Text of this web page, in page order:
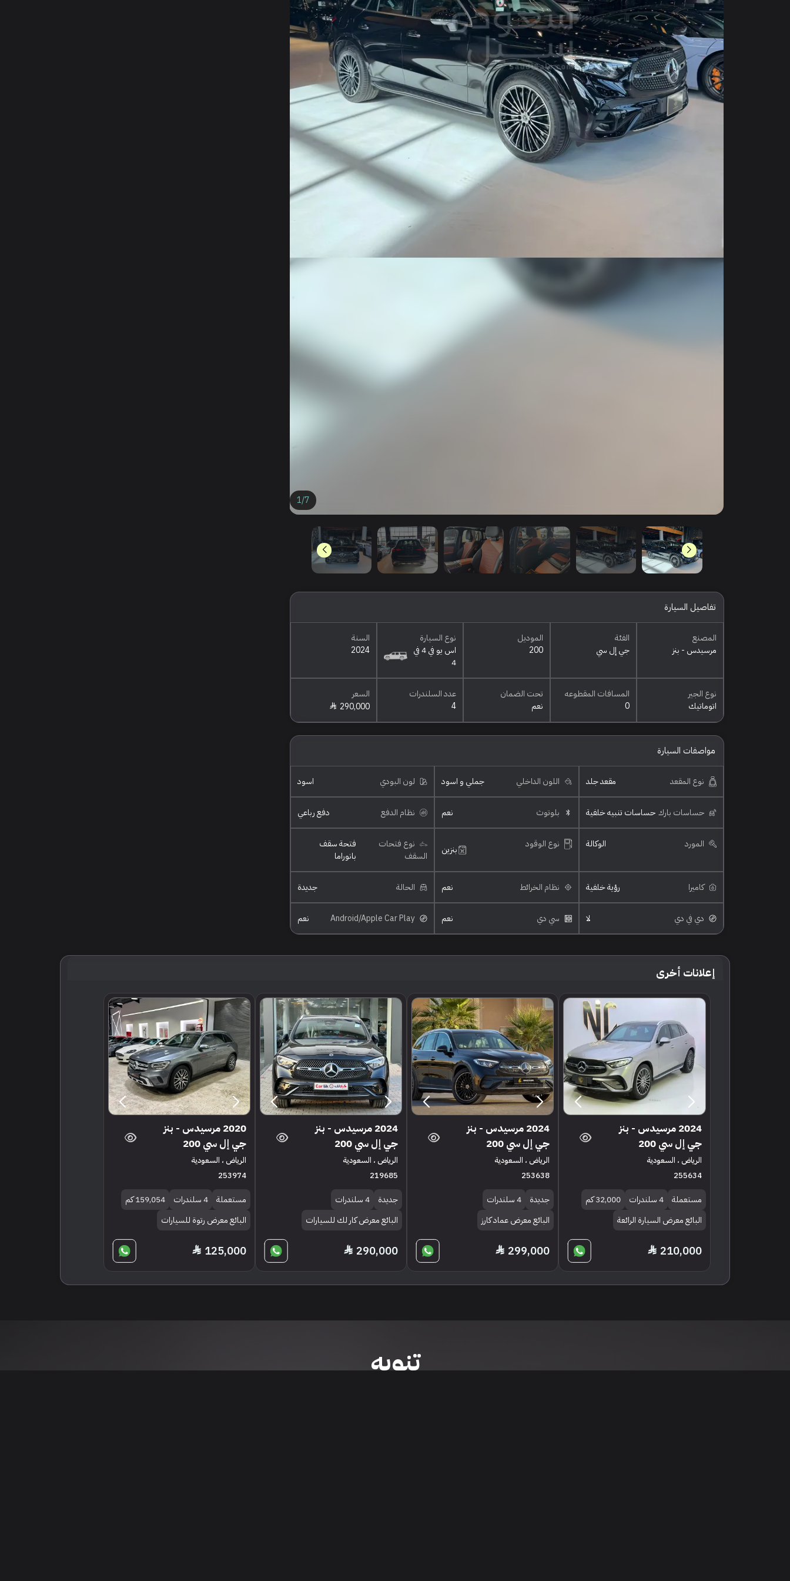
1/7
تفاصيل السيارة
المصنع
مرسيدس - بنز
الفئة
جي إل سي
الموديل
200
نوع السيارة
اس يو في 4 في
4
السنة
2024
نوع الجير
اتوماتيك
المسافات المقطوعه
0
تحت الضمان
نعم
عدد السلندرات
4
السعر
290,000
مواصفات السيارة
نوع المقعد مقعد جلد اللون الداخلي جملي و اسود لون البودي اسود
حساسات بارك حساسات تنبيه خلفية بلوتوث نعم نظام الدفع دفع رباعي
المورد الوكالة نوع الوقود بنزين
نوع فتحات
السقف
فتحة سقف
بانوراما
كاميرا رؤية خلفية نظام الخرائط نعم الحالة جديدة
دي في دي لا سي دي نعم نعم
إعلانات أخرى
2024 مرسيدس - بنز
جي إل سي 200
الرياض ، السعودية
255634
مستعملة 4 سلندرات
32,000 كم
البائع معرض السيارة الرائعة
210,000
2024 مرسيدس - بنز
جي إل سي 200
الرياض ، السعودية
253638
جديدة
4 سلندرات
البائع معرض عماد كارز
299,000
2024 مرسيدس - بنز
جي إل سي 200
الرياض ، السعودية
219685
جديدة
4 سلندرات
البائع معرض كار لك للسيارات
290,000
2020 مرسيدس - بنز
جي إل سي 200
الرياض ، السعودية
253974
مستعملة 4 سلندرات
159,054 كم
البائع معرض رتوة للسيارات
125,000
تنويه